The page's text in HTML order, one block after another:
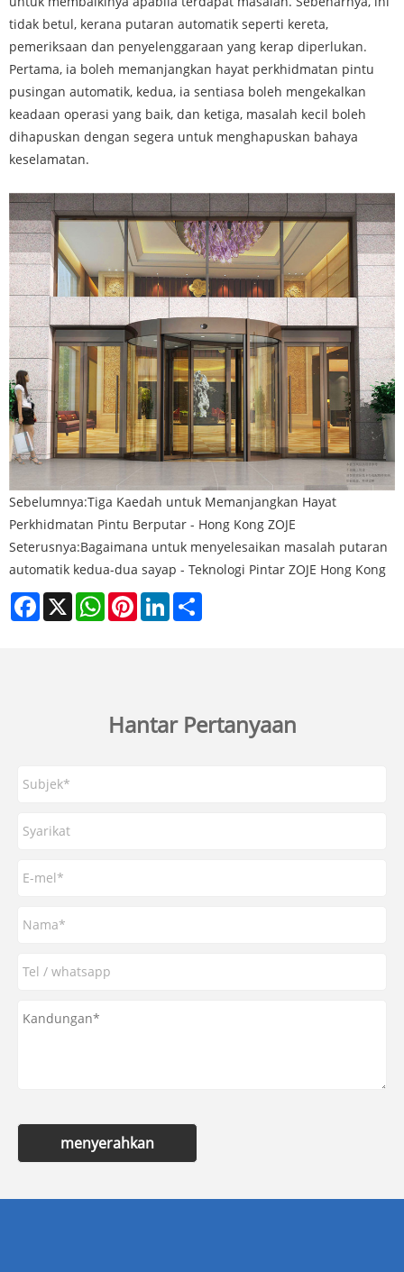
tidak betul, kerana putaran automatik seperti kereta,
pemeriksaan dan penyelenggaraan yang kerap diperlukan.
Pertama, ia boleh memanjangkan hayat perkhidmatan pintu
pusingan automatik, kedua, ia sentiasa boleh mengekalkan
keadaan operasi yang baik, dan ketiga, masalah kecil boleh
dihapuskan dengan segera untuk menghapuskan bahaya
keselamatan.
Sebelumnya:Tiga Kaedah untuk Memanjangkan Hayat
Perkhidmatan Pintu Berputar - Hong Kong ZOJE
Seterusnya:Bagaimana untuk menyelesaikan masalah putaran
automatik kedua-dua sayap - Teknologi Pintar ZOJE Hong Kong
Facebook
X WhatsAppPinterestLinkedIn
Hantar Pertanyaan
menyerahkan